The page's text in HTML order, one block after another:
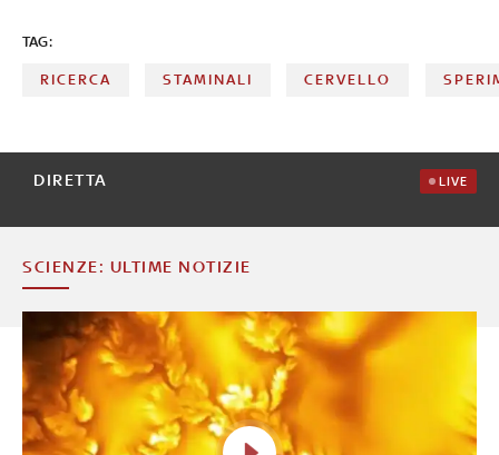
TAG:
RICERCA STAMINALI CERVELLO
DIRETTA LIVE
SCIENZE: ULTIME NOTIZIE